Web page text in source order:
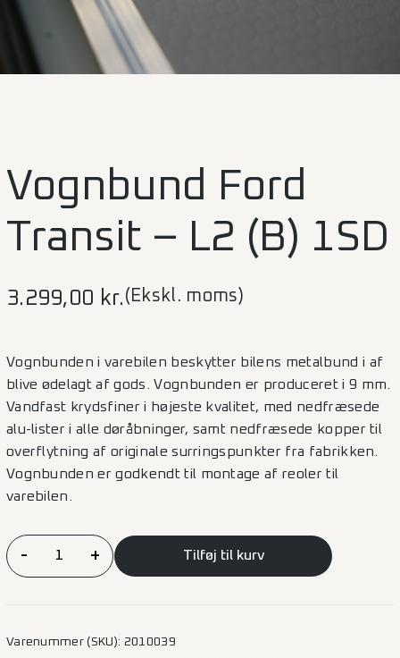
Vognbund Ford
Transit – L2 (B) 1SD
3.299,00 kr. (Ekskl. moms)
Vognbunden i varebilen beskytter bilens metalbund i af
blive ødelagt af gods. Vognbunden er produceret i 9 mm.
Vandfast krydsfiner i højeste kvalitet, med nedfræsede
alu-lister i alle døråbninger, samt nedfræsede kopper til
overflytning af originale surringspunkter fra fabrikken.
Vognbunden er godkendt til montage af reoler til
varebilen.
Vognbund
Ford
- + Tilføj til kurv
Varenummer (SKU): 2010039